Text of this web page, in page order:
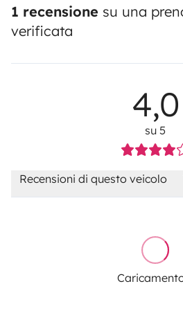
1 recensione su una
verificata
4,0
su 5
Recensioni di questo veicolo